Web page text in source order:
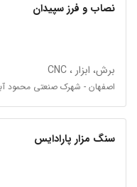
نصاب و فرز سپیدان
برش، ابزار ، CNC
سنگ مزار پارادایس